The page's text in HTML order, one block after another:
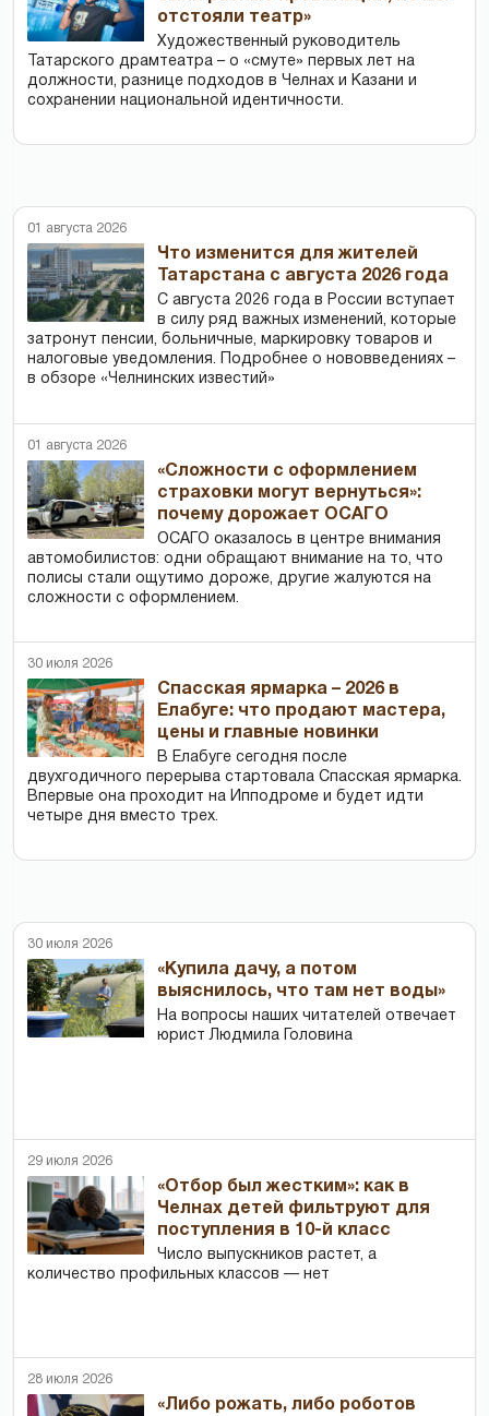
отстояли театр»
Художественный руководитель
Татарского драмтеатра – о «смуте» первых лет на
должности, разнице подходов в Челнах и Казани и
сохранении национальной идентичности.
01 августа 2026
Что изменится для жителей
Татарстана с августа 2026 года
С августа 2026 года в России вступает
в силу ряд важных изменений, которые
затронут пенсии, больничные, маркировку товаров и
налоговые уведомления. Подробнее о нововведениях –
в обзоре «Челнинских известий»
01 августа 2026
«Сложности с оформлением
страховки могут вернуться»:
почему дорожает ОСАГО
ОСАГО оказалось в центре внимания
автомобилистов: одни обращают внимание на то, что
полисы стали ощутимо дороже, другие жалуются на
сложности с оформлением.
30 июля 2026
Спасская ярмарка – 2026 в
Елабуге: что продают мастера,
цены и главные новинки
В Елабуге сегодня после
двухгодичного перерыва стартовала Спасская ярмарка.
Впервые она проходит на Ипподроме и будет идти
четыре дня вместо трех.
30 июля 2026
«Купила дачу, а потом
выяснилось, что там нет воды»
На вопросы наших читателей отвечает
юрист Людмила Головина
29 июля 2026
«Отбор был жестким»: как в
Челнах детей фильтруют для
поступления в 10-й класс
Число выпускников растет, а
количество профильных классов — нет
28 июля 2026
«Либо рожать, либо роботов